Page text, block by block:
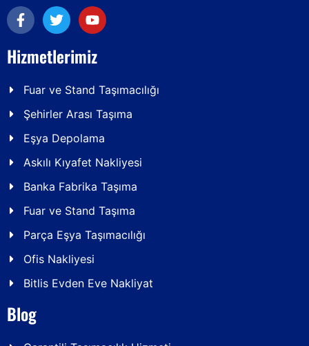
Hizmetlerimiz
Fuar ve Stand Taşımacılığı
Şehirler Arası Taşıma
Eşya Depolama
Askılı Kıyafet Nakliyesi
Banka Fabrika Taşıma
Fuar ve Stand Taşıma
Parça Eşya Taşımacılığı
Ofis Nakliyesi
Bitlis Evden Eve Nakliyat
Blog